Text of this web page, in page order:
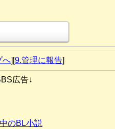
へ][9.管理に報告]
広告↓
のBL小説